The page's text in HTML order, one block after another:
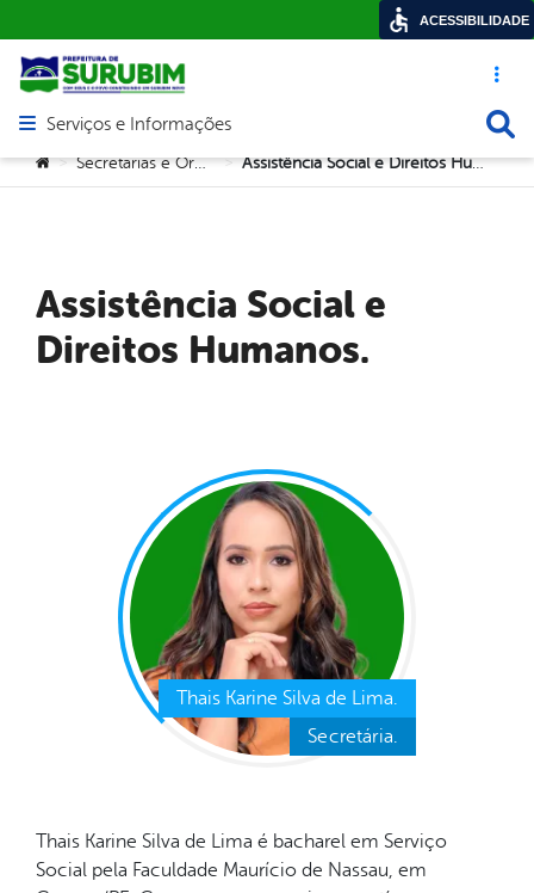
Acesso
Abrir menu principal de navegação
Serviços e Informações
Você está aqui:
> Secretarias e Orgãos > Assistência Social e Direitos Humanos.
Assistência Social e
Direitos Humanos.
Thais Karine Silva de Lima.
Secretária.
Thais Karine Silva de Lima é bacharel em Serviço
Social pela Faculdade Maurício de Nassau, em
ACESSIBILIDADE